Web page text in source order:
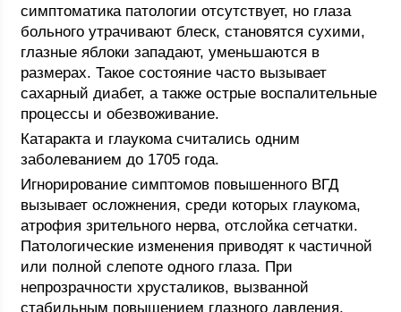
симптоматика патологии отсутствует, но глаза
больного утрачивают блеск, становятся сухими,
глазные яблоки западают, уменьшаются в
размерах. Такое состояние часто вызывает
сахарный диабет, а также острые воспалительные
процессы и обезвоживание.
Катаракта и глаукома считались одним
заболеванием до 1705 года.
Игнорирование симптомов повышенного ВГД
вызывает осложнения, среди которых глаукома,
атрофия зрительного нерва, отслойка сетчатки.
Патологические изменения приводят к частичной
или полной слепоте одного глаза. При
непрозрачности хрусталиков, вызванной
стабильным повышением глазного давления,